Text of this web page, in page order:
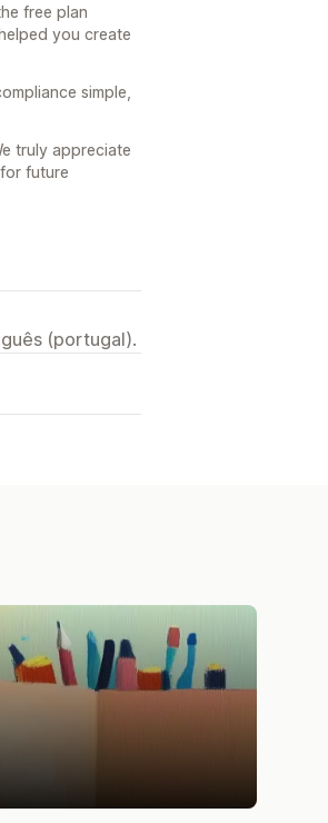
free plan
you create
simple,
truly appreciate
future
(portugal).